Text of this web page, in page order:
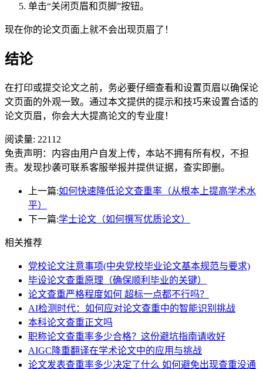
单击“关闭页眉和页脚”按钮。
现在你的论文页面上就不会出现页眉了！
结论
在打印或提交论文之前，务必要仔细查看和设置页眉以确保论
文页面的外观一致。通过本文提供的提示和技巧来设置合适的
论文页眉，你会大大提高论文的专业度！
阅读量: 22112
免责声明：内容由用户自发上传，本站不拥有所有权，不担
责。发现抄袭可联系客服举报并提供证据，查实即删。
上一篇:如何快速降低论文查重率（从根本上提高学术水
平）
下一篇:学士论文（如何撰写优质论文）
相关推荐
党校论文注意事项(中央党校毕业论文基本规范与要求)
毕设论文查重原理（确保顺利毕业的关键）
论文查重严格程度如何 超标一点都不行吗？
AI检测时代：如何应对论文查重中的智能识别挑战
本科论文查重正文吗
职称论文查重率多少合格？这份避坑指南请收好
AIGC降重翻译在学术论文中的应用与挑战
论文发表查重率多少决定了什么 如何避免出现查重没通